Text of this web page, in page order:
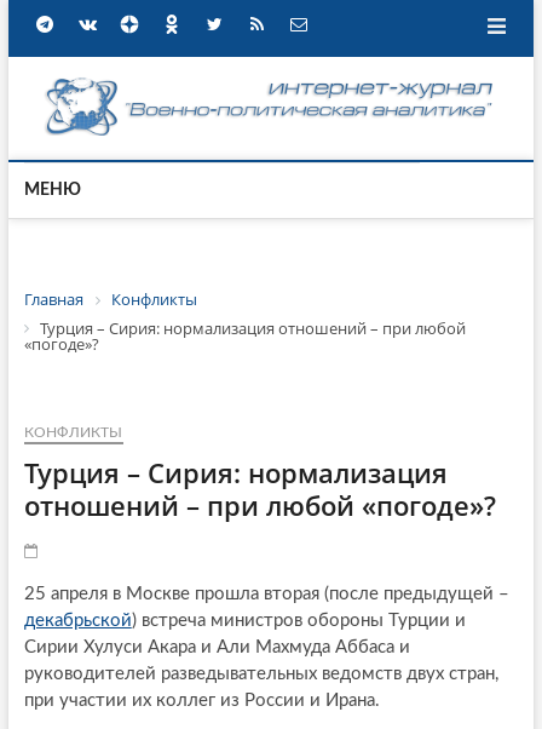
МЕНЮ
Главная
Конфликты
Турция – Сирия: нормализация отношений – при любой
«погоде»?
КОНФЛИКТЫ
Турция – Сирия: нормализация
отношений – при любой «погоде»?
25 апреля в Москве прошла вторая (после предыдущей –
декабрьской) встреча министров обороны Турции и
Сирии Хулуси Акара и Али Махмуда Аббаса и
руководителей разведывательных ведомств двух стран,
при участии их коллег из России и Ирана.